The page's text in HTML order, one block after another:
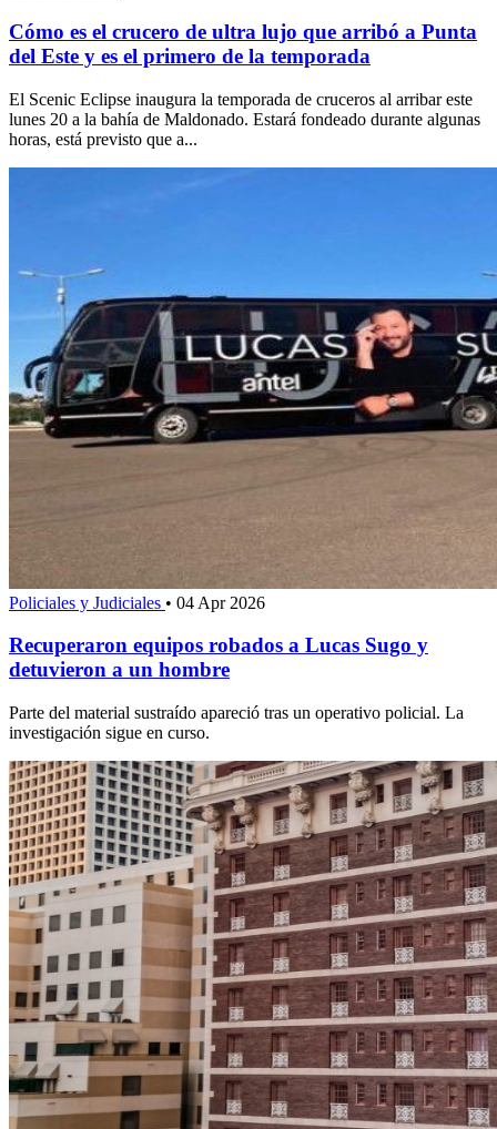
Cómo es el crucero de ultra lujo que arribó a Punta
del Este y es el primero de la temporada
El Scenic Eclipse inaugura la temporada de cruceros al arribar este
lunes 20 a la bahía de Maldonado. Estará fondeado durante algunas
horas, está previsto que a...
Policiales y Judiciales • 04 Apr 2026
Recuperaron equipos robados a Lucas Sugo y
detuvieron a un hombre
Parte del material sustraído apareció tras un operativo policial. La
investigación sigue en curso.